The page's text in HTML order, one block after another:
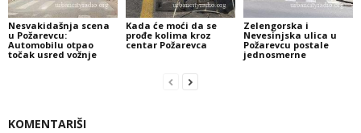
Nesvakidašnja scena
u Požarevcu:
Automobilu otpao
točak usred vožnje
Kada će moći da se
prođe kolima kroz
centar Požarevca
Zelengorska i
Nevesinjska ulica u
Požarevcu postale
jednosmerne
KOMENTARIŠI